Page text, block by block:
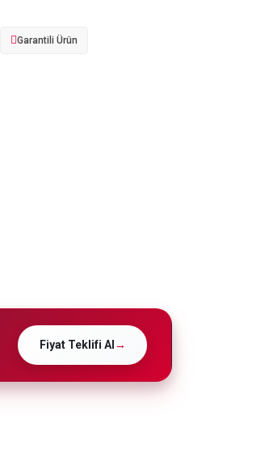
Garantili Ürün
Fiyat Teklifi Al →